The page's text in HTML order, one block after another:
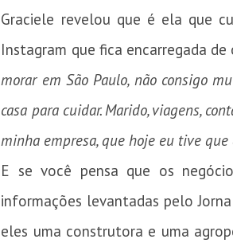
Graciele revelou que é ela que
Instagram que fica encarregada de
morar em São Paulo, não consigo
casa para cuidar. Marido, viagens,
minha empresa, que hoje eu tive
E se você pensa que os
informações levantadas pelo
eles uma construtora e uma